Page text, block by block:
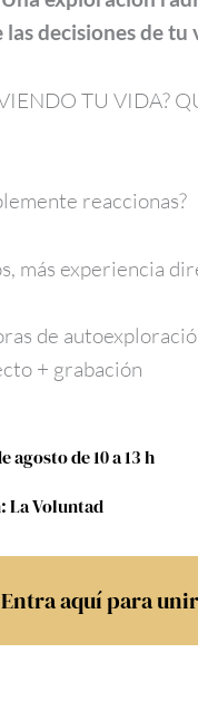
decisiones de tu
TU VIDA?
reaccionas?
más experiencia
de
+ grabación
agosto de 10 a 13 h
La Voluntad
Entra aquí para